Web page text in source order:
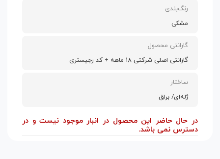
رنگ‌بندی
مشکی
گارانتی محصول
گارانتی اصلی شرکتی 18 ماهه + کد رجیستری
ساختار
ژله‌ای/ براق
در حال حاضر این محصول در انبار موجود نیست و در
دسترس نمی باشد.